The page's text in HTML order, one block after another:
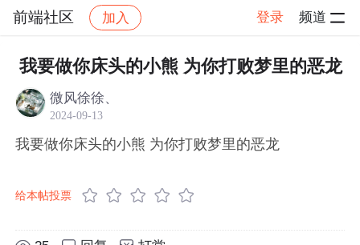
前端社区 加入 登录 频道
社区 前端社区 感慨 帖子详情
我要做你床头的小熊 为你打败梦里的恶龙
微风徐徐、
2024-09-13
我要做你床头的小熊 为你打败梦里的恶龙
给本帖投票